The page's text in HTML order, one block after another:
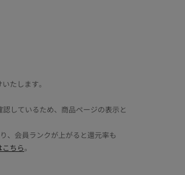
たします。
しているため、商品ページの表示と
、会員ランクが上がると還元率も
ちら。